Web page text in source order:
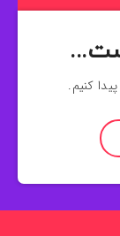
کنیم.